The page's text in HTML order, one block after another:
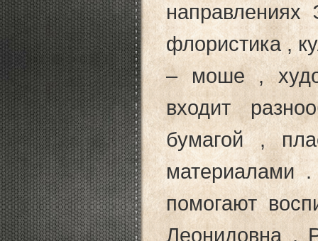
направлениях
флористика ,
– моше ,
входит
бумагой ,
материалами
помогают
Леонидовна ,